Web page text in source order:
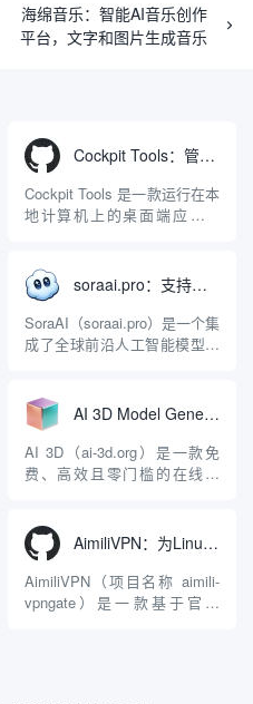
海绵音乐：智能AI音乐创作
平台，文字和图片生成音乐
Cockpit Tools：管理多个AI编程IDE账号与配置多开独立实例的本地桌面应用
Cockpit Tools 是一款运行在本
地计算机上的桌面端应用程
程助手的账号与运行环境而设
计。它目前支持包括
Antigravity IDE、Codex、
GitHub Copilo...
soraai.pro：支持多模型文字转视频和图像生成的在线创作工具
SoraAI（soraai.pro）是一个集
成了全球前沿人工智能模型的
者、营销人员及广大用户提供
一站式、开箱即用的视觉内容
生成解决方案。网站的核心优
势在于其强大的多模型聚合能
AI 3D Model Generator：通过文本和图像快速生成3D模型的在线工具
AI 3D（ai-3d.org）是一款免
费、高效且零门槛的在线AI
动Seed 3D两大行业领先的AI
模型架构，致力于帮助用户无
需掌握复杂的3D拓扑知识或昂
贵的专业软件，即可在...
AimiliVPN：为Linux提供纯净出站家庭IP的VPN代理网关
AimiliVPN（项目名称 aimili-
vpngate）是一款基于官方